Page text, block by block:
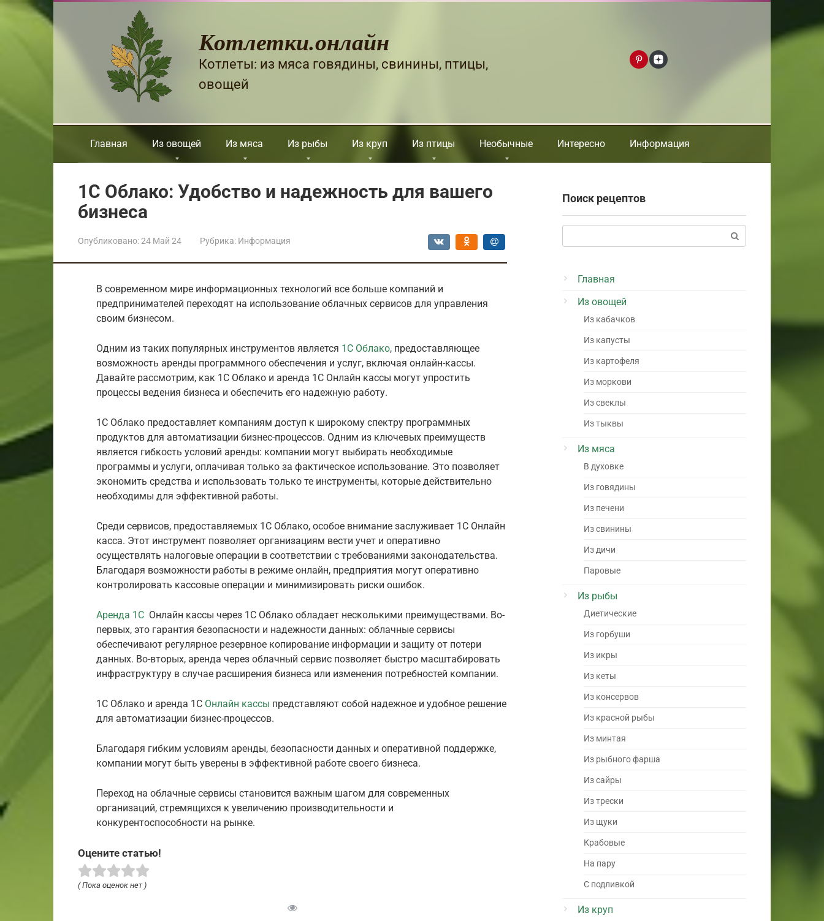
Перейти
Котлетки.онлайн
Котлеты: из мяса говядины, свинины, птицы,
овощей
Главная Из овощей Из мяса Из рыбы Из круп Из птицы Необычные Интересно Информация
1С Облако: Удобство и надежность для вашего
бизнеса
Опубликовано:24 Май 24 Рубрика: Информация
В современном мире информационных технологий все больше компаний и
предпринимателей переходят на использование облачных сервисов для управления
своим бизнесом.
Одним из таких популярных инструментов является 1С Облако, предоставляющее
возможность аренды программного обеспечения и услуг, включая онлайн-кассы.
Давайте рассмотрим, как 1С Облако и аренда 1С Онлайн кассы могут упростить
процессы ведения бизнеса и обеспечить его надежную работу.
1С Облако предоставляет компаниям доступ к широкому спектру программных
продуктов для автоматизации бизнес-процессов. Одним из ключевых преимуществ
является гибкость условий аренды: компании могут выбирать необходимые
программы и услуги, оплачивая только за фактическое использование. Это позволяет
экономить средства и использовать только те инструменты, которые действительно
необходимы для эффективной работы.
Среди сервисов, предоставляемых 1С Облако, особое внимание заслуживает 1С Онлайн
касса. Этот инструмент позволяет организациям вести учет и оперативно
осуществлять налоговые операции в соответствии с требованиями законодательства.
Благодаря возможности работы в режиме онлайн, предприятия могут оперативно
контролировать кассовые операции и минимизировать риски ошибок.
Аренда 1С Онлайн кассы через 1С Облако обладает несколькими преимуществами. Во-
первых, это гарантия безопасности и надежности данных: облачные сервисы
обеспечивают регулярное резервное копирование информации и защиту от потери
данных. Во-вторых, аренда через облачный сервис позволяет быстро масштабировать
инфраструктуру в случае расширения бизнеса или изменения потребностей компании.
1С Облако и аренда 1С Онлайн кассы представляют собой надежное и удобное решение
для автоматизации бизнес-процессов.
Благодаря гибким условиям аренды, безопасности данных и оперативной поддержке,
компании могут быть уверены в эффективной работе своего бизнеса.
Переход на облачные сервисы становится важным шагом для современных
организаций, стремящихся к увеличению производительности и
конкурентоспособности на рынке.
Оцените статью!
( Пока оценок нет )
Поиск рецептов
Главная
Из овощей
Из кабачков
Из капусты
Из картофеля
Из моркови
Из свеклы
Из тыквы
Из мяса
В духовке
Из говядины
Из печени
Из свинины
Из дичи
Паровые
Из рыбы
Диетические
Из горбуши
Из икры
Из кеты
Из консервов
Из красной рыбы
Из минтая
Из рыбного фарша
Из сайры
Из трески
Из щуки
Крабовые
На пару
С подливкой
Из круп